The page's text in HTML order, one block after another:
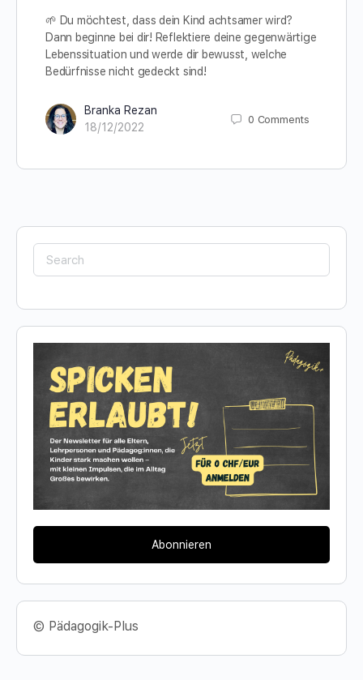
🌱 Du möchtest, dass dein Kind achtsamer wird?
Dann beginne bei dir! Reflektiere deine gegenwärtige
Lebenssituation und werde dir bewusst, welche
Bedürfnisse nicht gedeckt sind!
Branka Rezan
18/12/2022
0 Comments
Search
for:
Abonnieren
© Pädagogik-Plus